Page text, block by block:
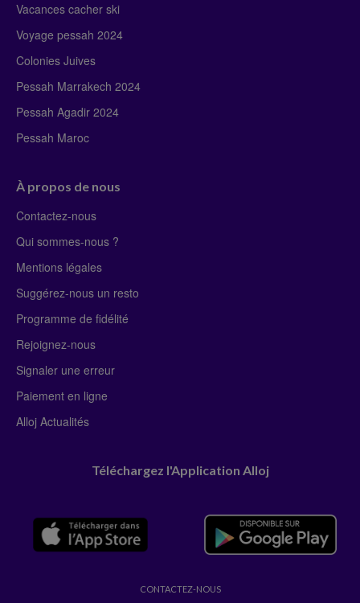
Vacances cacher ski
Voyage pessah 2024
Colonies Juives
Pessah Marrakech 2024
Pessah Agadir 2024
Pessah Maroc
À propos de nous
Contactez-nous
Qui sommes-nous ?
Mentions légales
Suggérez-nous un resto
Programme de fidélité
Rejoignez-nous
Signaler une erreur
Paiement en ligne
Alloj Actualités
Téléchargez l'Application Alloj
CONTACTEZ-NOUS